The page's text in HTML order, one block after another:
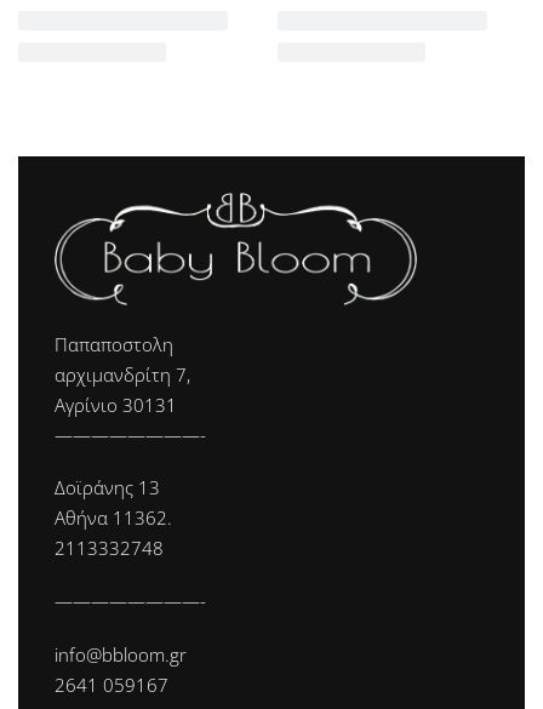
Παπαποστολη
αρχιμανδρίτη 7,
Αγρίνιο 30131
————————-
Δοϊράνης 13
Αθήνα 11362.
2113332748
————————-
info@bbloom.gr
2641 059167